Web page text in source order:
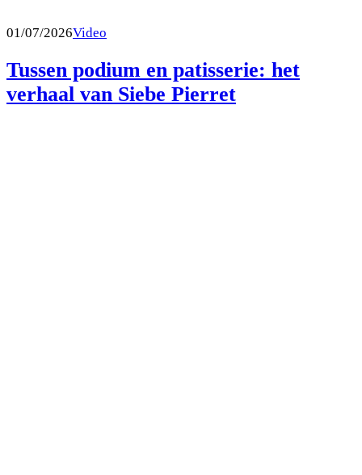
01/07/2026Video
Tussen podium en patisserie: het
verhaal van Siebe Pierret